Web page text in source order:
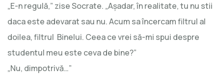
„E-n regulă,” zise Socrate. „Aşadar, în realitate, tu nu stii
daca este adevarat sau nu. Acum sa încercam filtrul al
doilea, filtrul Binelui. Ceea ce vrei să-mi spui despre
studentul meu este ceva de bine?”
„Nu, dimpotrivă…”